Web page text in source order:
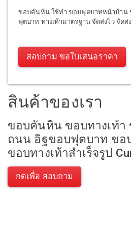
ขอบคันหิน ใช้ทำ ขอบฟุตบาทหน้าบ้าน
ฟุตบาท ทางเท้ามาตรฐาน จัดส่งไว จัดส่
สอบถาม ขอใบเสนอราคา
สินค้าของเรา
ขอบคันหิน ขอบทางเท้
ถนน อิฐขอบฟุตบาท ขอ
ขอบทางเท้าสำเร็จรูป
กดเพื่อ สอบถาม